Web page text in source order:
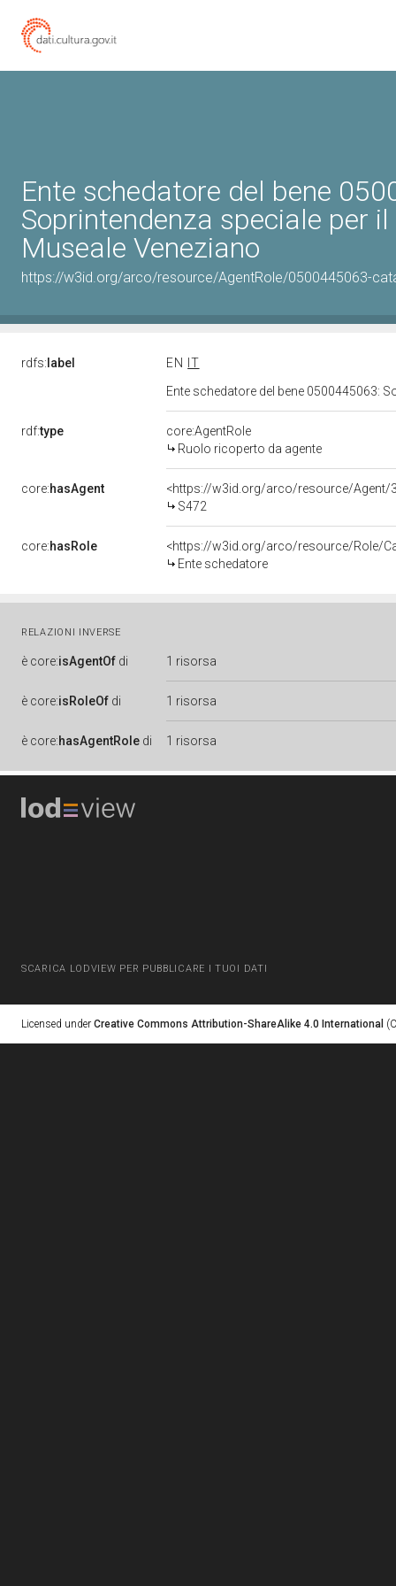
Ente schedatore del bene
Soprintendenza speciale per il
Museale Veneziano
https://w3id.org/arco/resource/AgentRole/0500445063-
rdfs: label EN
IT
Ente schedatore del bene 0500445063:
rdf:type
core:AgentRole
Ruolo ricoperto da agente
core:hasAgent
<https://w3id.org/arco/resource/Agent/
S472
core:hasRole
<https://w3id.org/arco/resource/Role/
Ente schedatore
RELAZIONI INVERSE
è core:isAgentOf di 1 risorsa
è core:isRoleOf di 1 risorsa
è core:hasAgentRole di 1 risorsa
SCARICA LODVIEW PER PUBBLICARE I TUOI DATI
Licensed under Creative Commons Attribution-ShareAlike 4.0 International